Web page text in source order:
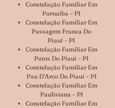
Constelação Familiar Em
Parnaíba – PI
Constelação Familiar Em
Passagem Franca Do
Piauí – PI
Constelação Familiar Em
Patos Do Piauí – PI
Constelação Familiar Em
Pau D’Arco Do Piauí – PI
Constelação Familiar Em
Paulistana – PI
Constelação Familiar Em